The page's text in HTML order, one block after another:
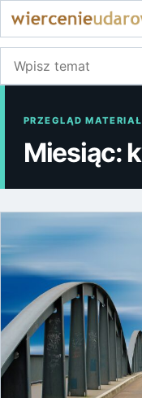
Szukaj:
PRZEGLĄD
Miesiąc: